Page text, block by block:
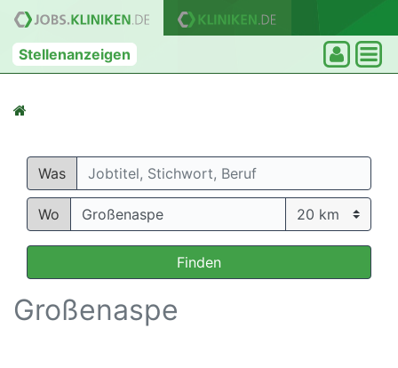
Stellenanzeigen
Was
Wo
Finden
Großenaspe